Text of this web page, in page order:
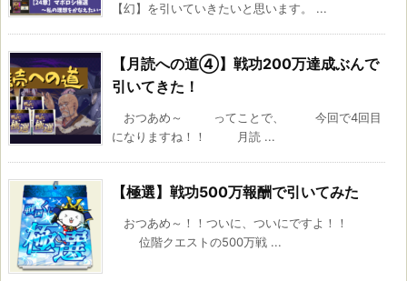
【幻】を引いていきたいと思います。 ...
【月読への道④】戦功200万達成ぶんで
引いてきた！
おつあめ～ ってことで、 今回で4回目
になりますね！！ 月読 ...
【極選】戦功500万報酬で引いてみた
おつあめ～！！ついに、ついにですよ！！
位階クエストの500万戦 ...